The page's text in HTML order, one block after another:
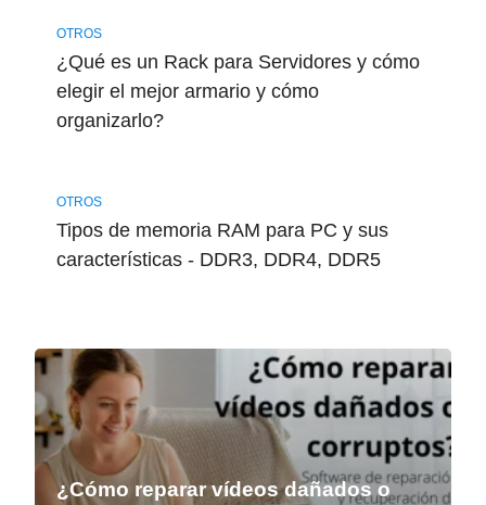
OTROS
¿Qué es un Rack para Servidores y cómo
elegir el mejor armario y cómo
organizarlo?
OTROS
Tipos de memoria RAM para PC y sus
características - DDR3, DDR4, DDR5
¿Cómo reparar vídeos dañados o